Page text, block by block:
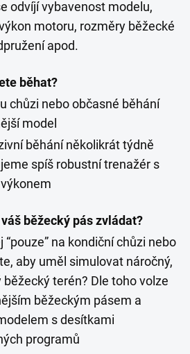
odvíjí vybavenost modelu,
motoru, rozměry běžecké
apod.
běhat?
chůzi nebo občasné běhání
model
běhání několikrát týdně
spíš robustní trenažér s
běžecký pás zvládat?
“pouze” na kondiční chůzi nebo
aby uměl simulovat náročný,
běžecký terén? Dle toho volze
běžeckým pásem a
s desítkami
programů